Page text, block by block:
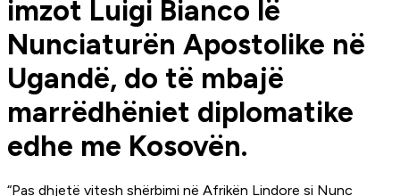
imzot Luigi Bianco lë
Nunciaturën Apostolike në
Ugandë, do të mbajë
marrëdhëniet diplomatike
edhe me Kosovën.
“Pas dhjetë vitesh shërbimi në Afrikën Lindore si Nunc